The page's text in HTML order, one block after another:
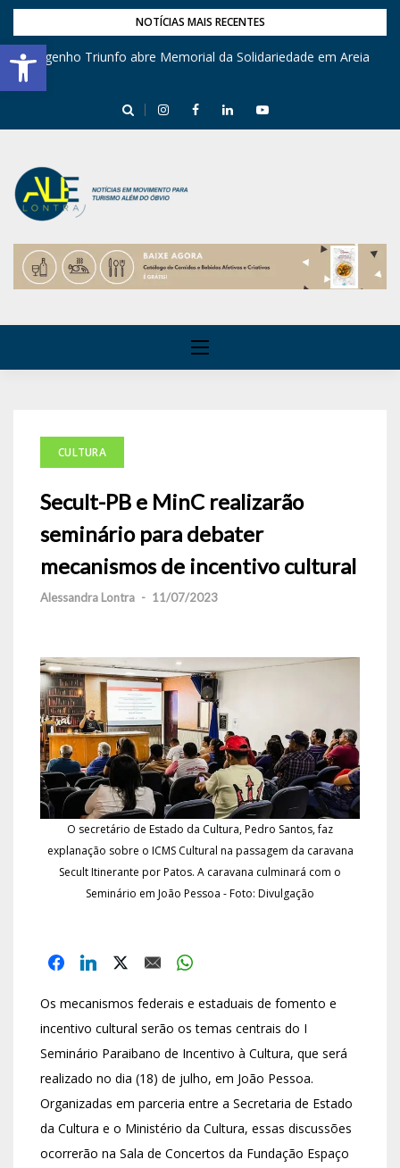
Barra de Ferramentas Aberta
NOTÍCIAS MAIS RECENTES
Engenho Triunfo abre Memorial da Solidariedade em Areia
CULTURA
Secult-PB e MinC realizarão
seminário para debater
mecanismos de incentivo cultural
Alessandra Lontra - 11/07/2023
O secretário de Estado da Cultura, Pedro Santos, faz
explanação sobre o ICMS Cultural na passagem da caravana
Secult Itinerante por Patos. A caravana culminará com o
Seminário em João Pessoa - Foto: Divulgação
Os mecanismos federais e estaduais de fomento e
incentivo cultural serão os temas centrais do I
Seminário Paraibano de Incentivo à Cultura, que será
realizado no dia (18) de julho, em João Pessoa.
Organizadas em parceria entre a Secretaria de Estado
da Cultura e o Ministério da Cultura, essas discussões
ocorrerão na Sala de Concertos da Fundação Espaço